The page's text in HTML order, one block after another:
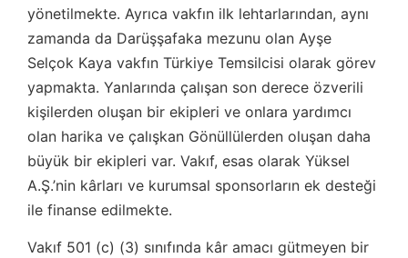
yönetilmekte. Ayrıca vakfın ilk lehtarlarından, aynı
zamanda da Darüşşafaka mezunu olan Ayşe
Selçok Kaya vakfın Türkiye Temsilcisi olarak görev
yapmakta. Yanlarında çalışan son derece özverili
kişilerden oluşan bir ekipleri ve onlara yardımcı
olan harika ve çalışkan Gönüllülerden oluşan daha
büyük bir ekipleri var. Vakıf, esas olarak Yüksel
A.Ş.’nin kârları ve kurumsal sponsorların ek desteği
ile finanse edilmekte.
Vakıf 501 (c) (3) sınıfında kâr amacı gütmeyen bir